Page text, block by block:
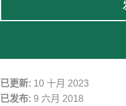
已更新: 10 十月 2023
已发布: 9 六月 2018